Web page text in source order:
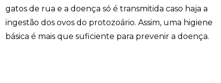
gatos de rua e a doença só é transmitida caso haja a
ingestão dos ovos do protozoário. Assim, uma higiene
básica é mais que suficiente para prevenir a doença.